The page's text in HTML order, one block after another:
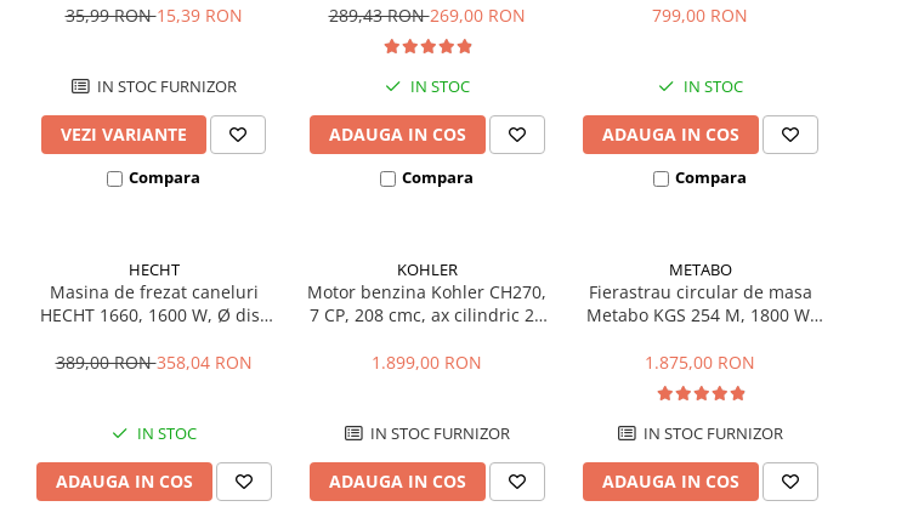
35,99 RON15,39 RON
IN STOC FURNIZOR
VEZI VARIANTE
Compara
289,43 RON269,00 RON
IN STOC
ADAUGA IN COS
Compara
pentru motosapa
799,00 RON
IN STOC
ADAUGA IN COS
Compara
HECHT
Masina de frezat caneluri
HECHT 1660, 1600 W, Ø disc
389,00 RON358,04 RON
IN STOC
ADAUGA IN COS
KOHLER
Motor benzina Kohler CH270,
7 CP, 208 cmc, ax cilindric 20
1.899,00 RON
IN STOC FURNIZOR
ADAUGA IN COS
METABO
Fierastrau circular de masa
Metabo KGS 254 M, 1800 W,
1.875,00 RON
IN STOC FURNIZOR
ADAUGA IN COS